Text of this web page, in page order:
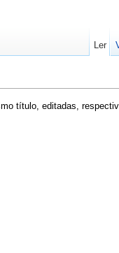
título, editadas,
Ler